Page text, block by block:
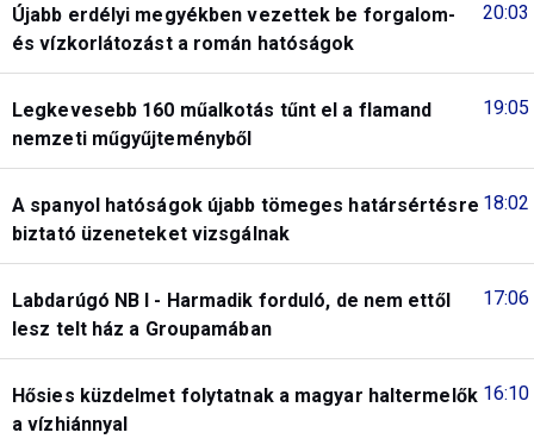
20:03
Újabb erdélyi megyékben vezettek be forgalom-
és vízkorlátozást a román hatóságok
19:05
Legkevesebb 160 műalkotás tűnt el a flamand
nemzeti műgyűjteményből
18:02
A spanyol hatóságok újabb tömeges határsértésre
biztató üzeneteket vizsgálnak
17:06
Labdarúgó NB I - Harmadik forduló, de nem ettől
lesz telt ház a Groupamában
16:10
Hősies küzdelmet folytatnak a magyar haltermelők
a vízhiánnyal